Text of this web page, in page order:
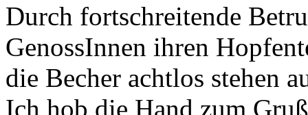
Durch fortschreitende
GenossInnen ihren
die Becher achtlos stehen
Ich hob die Hand zum